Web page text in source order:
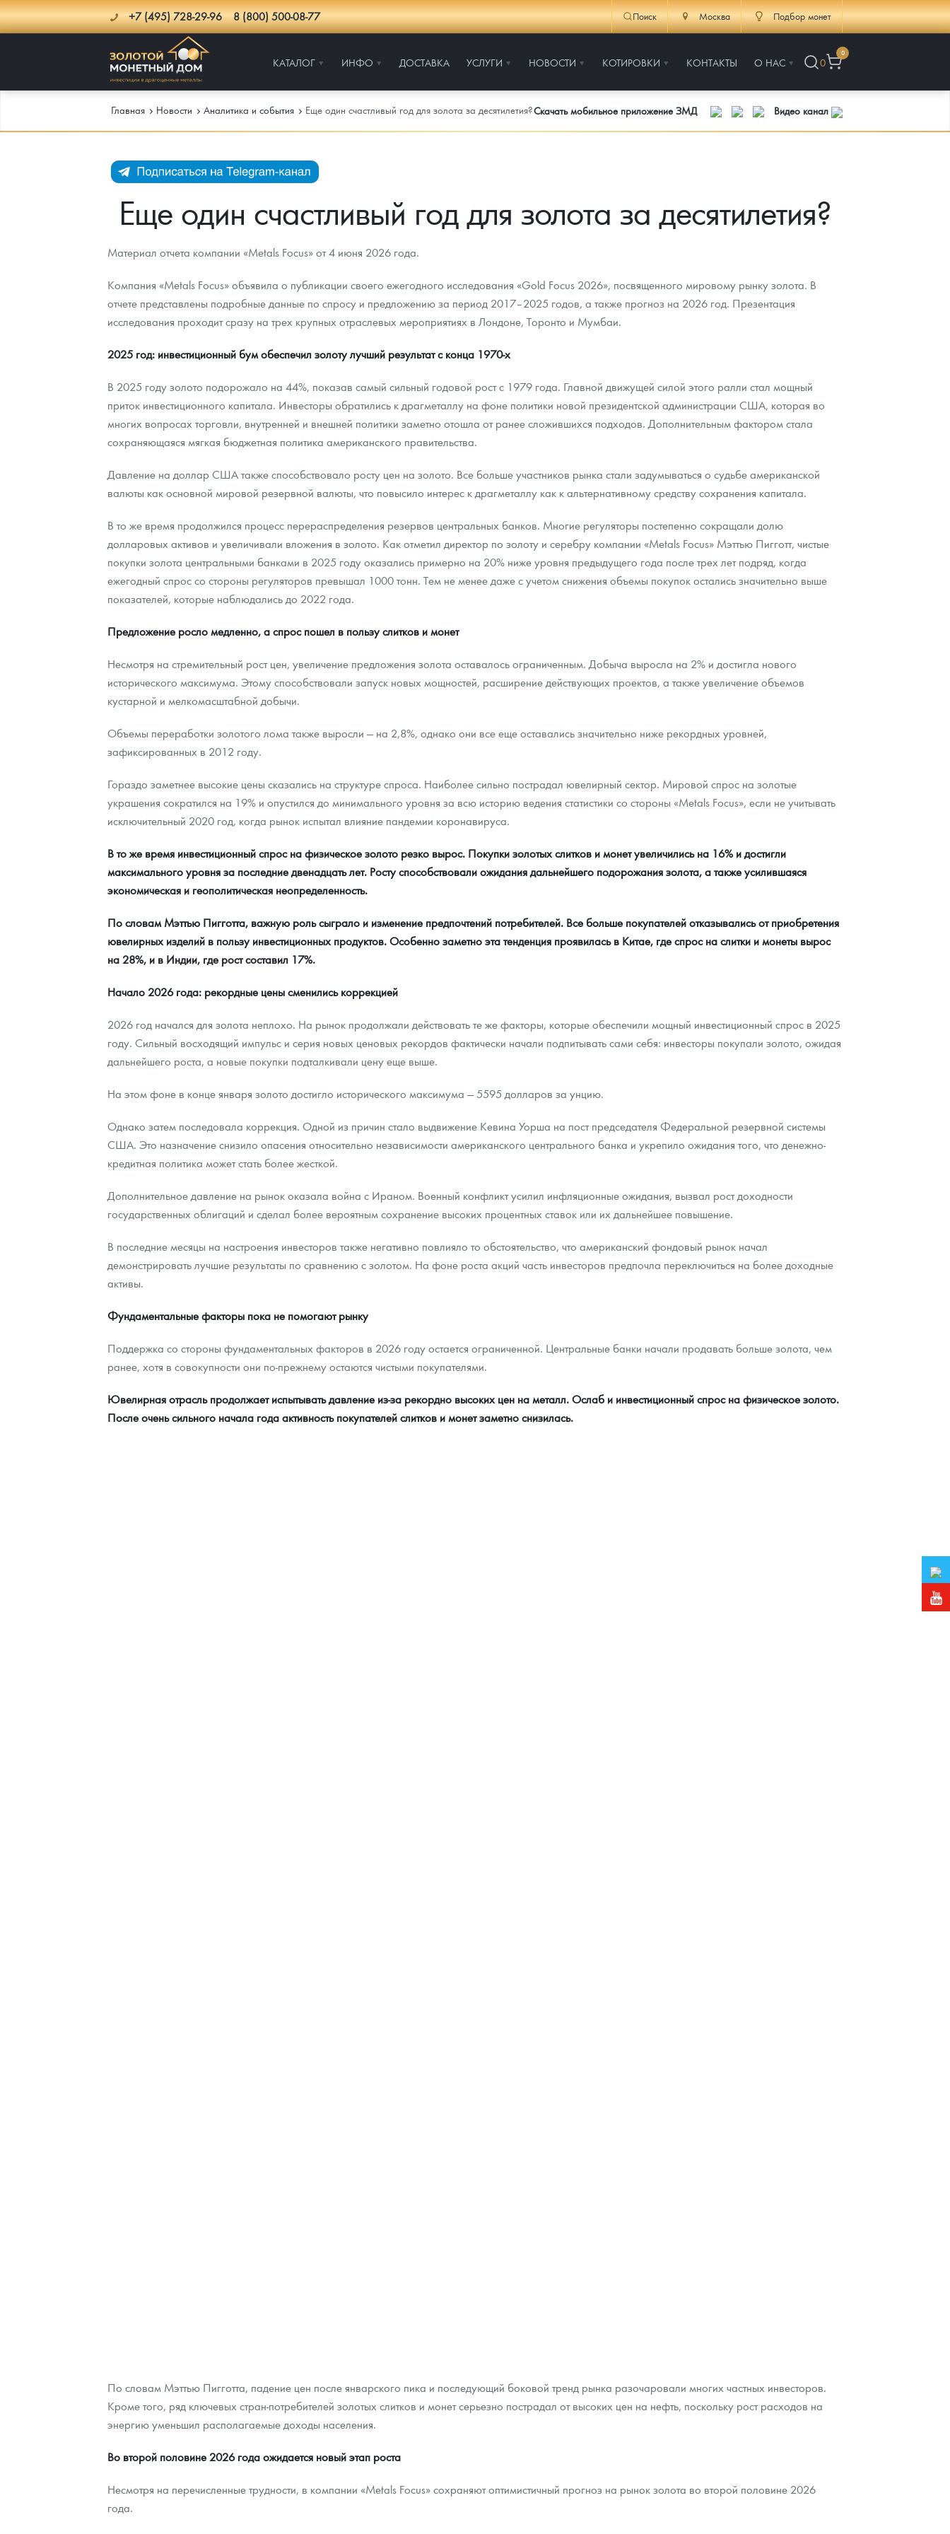
+7 (495) 728-29-96 8 (800) 500-08-77 Поиск Москва Подбор монет
КАТАЛОГ ИНФО ДОСТАВКА УСЛУГИ НОВОСТИ КОТИРОВКИ КОНТАКТЫ О НАС 0
0
Каталог
Инвестиционные монеты
Монеты Россия и СССР
Иностранные
Памятные и старинные монеты
Памятные монеты России и СССР
Монеты и жетоны ЗМД
Золотой червонец Сеятель
Аксессуары
Гарри Поттер
Год Лошади
Жетоны "Необыкновенные обитатели глубин"
Ювелирные изделия
Русская нумизматика
Золотая карманная галерея
Наборы подарочных и коллекционных монет
Монеты и жетоны из недрагоценных металлов
Как сделать заказ
Подлинность монет
Клуб ЗМД
Выкуп монет
Памятка для работы с монетами из драгметаллов
Условия возврата
Монеты
Политика конфиденциальности
Политика использования Cookies
Положение по обработке и защите персональных данных
Доставка
Услуги
Подбор монет
Распродажа монет и жетонов
Новости
Итоги 2025 года. Прогноз курсов золота, серебра, платины на 2026 год
Cтатьи
Курс золота и серебра
Скупка слитков
Контакты
Наши преимущества
Письмо директору
Пресс-служба
Главная Новости Аналитика и события Еще один счастливый год для золота за десятилетия?Скачать мобильное приложение ЗМД Видео канал
Еще один счастливый год для золота за десятилетия?
Материал отчета компании «Metals Focus» от 4 июня 2026 года.
Компания «Metals Focus» объявила о публикации своего ежегодного исследования «Gold Focus 2026», посвященного мировому рынку золота. В
отчете представлены подробные данные по спросу и предложению за период 2017–2025 годов, а также прогноз на 2026 год. Презентация
исследования проходит сразу на трех крупных отраслевых мероприятиях в Лондоне, Торонто и Мумбаи.
2025 год: инвестиционный бум обеспечил золоту лучший результат с конца 1970-х
В 2025 году золото подорожало на 44%, показав самый сильный годовой рост с 1979 года. Главной движущей силой этого ралли стал мощный
приток инвестиционного капитала. Инвесторы обратились к драгметаллу на фоне политики новой президентской администрации США, которая во
многих вопросах торговли, внутренней и внешней политики заметно отошла от ранее сложившихся подходов. Дополнительным фактором стала
сохраняющаяся мягкая бюджетная политика американского правительства.
Давление на доллар США также способствовало росту цен на золото. Все больше участников рынка стали задумываться о судьбе американской
валюты как основной мировой резервной валюты, что повысило интерес к драгметаллу как к альтернативному средству сохранения капитала.
В то же время продолжился процесс перераспределения резервов центральных банков. Многие регуляторы постепенно сокращали долю
долларовых активов и увеличивали вложения в золото. Как отметил директор по золоту и серебру компании «Metals Focus» Мэттью Пигготт, чистые
покупки золота центральными банками в 2025 году оказались примерно на 20% ниже уровня предыдущего года после трех лет подряд, когда
ежегодный спрос со стороны регуляторов превышал 1000 тонн. Тем не менее даже с учетом снижения объемы покупок остались значительно выше
показателей, которые наблюдались до 2022 года.
Предложение росло медленно, а спрос пошел в пользу слитков и монет
Несмотря на стремительный рост цен, увеличение предложения золота оставалось ограниченным. Добыча выросла на 2% и достигла нового
исторического максимума. Этому способствовали запуск новых мощностей, расширение действующих проектов, а также увеличение объемов
кустарной и мелкомасштабной добычи.
Объемы переработки золотого лома также выросли — на 2,8%, однако они все еще оставались значительно ниже рекордных уровней,
зафиксированных в 2012 году.
Гораздо заметнее высокие цены сказались на структуре спроса. Наиболее сильно пострадал ювелирный сектор. Мировой спрос на золотые
украшения сократился на 19% и опустился до минимального уровня за всю историю ведения статистики со стороны «Metals Focus», если не учитывать
исключительный 2020 год, когда рынок испытал влияние пандемии коронавируса.
В то же время инвестиционный спрос на физическое золото резко вырос. Покупки золотых слитков и монет увеличились на 16% и достигли
максимального уровня за последние двенадцать лет. Росту способствовали ожидания дальнейшего подорожания золота, а также усилившаяся
экономическая и геополитическая неопределенность.
По словам Мэттью Пигготта, важную роль сыграло и изменение предпочтений потребителей. Все больше покупателей отказывались от приобретения
ювелирных изделий в пользу инвестиционных продуктов. Особенно заметно эта тенденция проявилась в Китае, где спрос на слитки и монеты вырос
на 28%, и в Индии, где рост составил 17%.
Начало 2026 года: рекордные цены сменились коррекцией
2026 год начался для золота неплохо. На рынок продолжали действовать те же факторы, которые обеспечили мощный инвестиционный спрос в 2025
году. Сильный восходящий импульс и серия новых ценовых рекордов фактически начали подпитывать сами себя: инвесторы покупали золото, ожидая
дальнейшего роста, а новые покупки подталкивали цену еще выше.
На этом фоне в конце января золото достигло исторического максимума — 5595 долларов за унцию.
Однако затем последовала коррекция. Одной из причин стало выдвижение Кевина Уорша на пост председателя Федеральной резервной системы
США. Это назначение снизило опасения относительно независимости американского центрального банка и укрепило ожидания того, что денежно-
кредитная политика может стать более жесткой.
Дополнительное давление на рынок оказала война с Ираном. Военный конфликт усилил инфляционные ожидания, вызвал рост доходности
государственных облигаций и сделал более вероятным сохранение высоких процентных ставок или их дальнейшее повышение.
В последние месяцы на настроения инвесторов также негативно повлияло то обстоятельство, что американский фондовый рынок начал
демонстрировать лучшие результаты по сравнению с золотом. На фоне роста акций часть инвесторов предпочла переключиться на более доходные
активы.
Фундаментальные факторы пока не помогают рынку
Поддержка со стороны фундаментальных факторов в 2026 году остается ограниченной. Центральные банки начали продавать больше золота, чем
ранее, хотя в совокупности они по-прежнему остаются чистыми покупателями.
Ювелирная отрасль продолжает испытывать давление из-за рекордно высоких цен на металл. Ослаб и инвестиционный спрос на физическое золото.
После очень сильного начала года активность покупателей слитков и монет заметно снизилась.
По словам Мэттью Пигготта, падение цен после январского пика и последующий боковой тренд рынка разочаровали многих частных инвесторов.
Кроме того, ряд ключевых стран-потребителей золотых слитков и монет серьезно пострадал от высоких цен на нефть, поскольку рост расходов на
энергию уменьшил располагаемые доходы населения.
Во второй половине 2026 года ожидается новый этап роста
Несмотря на перечисленные трудности, в компании «Metals Focus» сохраняют оптимистичный прогноз на рынок золота во второй половине 2026
года.